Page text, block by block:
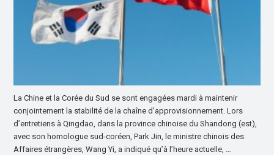
La Chine et la Corée du Sud se sont engagées mardi à maintenir
conjointement la stabilité de la chaîne d’approvisionnement. Lors
d’entretiens à Qingdao, dans la province chinoise du Shandong (est),
avec son homologue sud-coréen, Park Jin, le ministre chinois des
Affaires étrangères, Wang Yi, a indiqué qu’à l’heure actuelle, …